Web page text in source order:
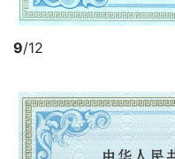
9/12